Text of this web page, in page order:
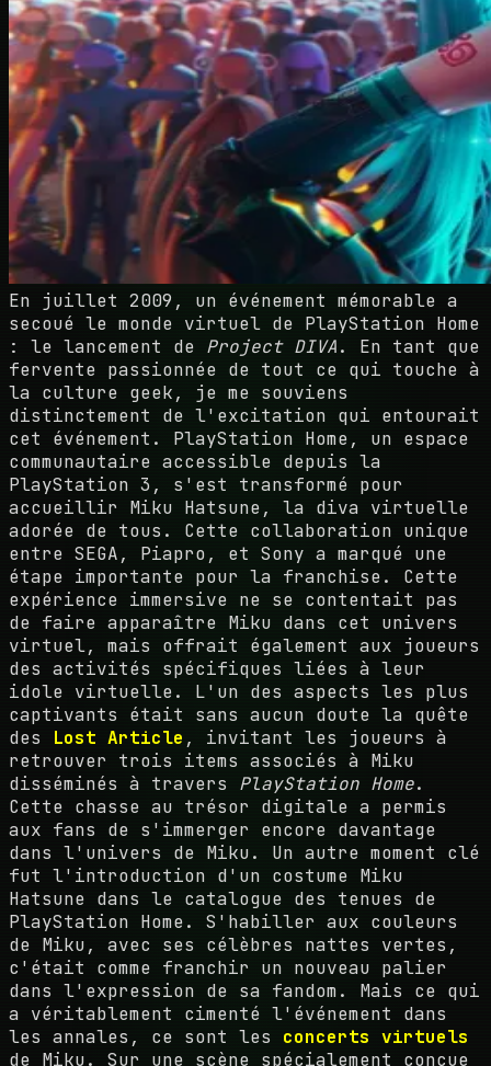
En juillet 2009, un événement mémorable a
secoué le monde virtuel de PlayStation Home
: le lancement de Project DIVA. En tant que
fervente passionnée de tout ce qui touche à
la culture geek, je me souviens
distinctement de l'excitation qui entourait
cet événement. PlayStation Home, un espace
communautaire accessible depuis la
PlayStation 3, s'est transformé pour
accueillir Miku Hatsune, la diva virtuelle
adorée de tous. Cette collaboration unique
entre SEGA, Piapro, et Sony a marqué une
étape importante pour la franchise. Cette
expérience immersive ne se contentait pas
de faire apparaître Miku dans cet univers
virtuel, mais offrait également aux joueurs
des activités spécifiques liées à leur
idole virtuelle. L'un des aspects les plus
captivants était sans aucun doute la quête
des Lost Article , invitant les joueurs à
retrouver trois items associés à Miku
disséminés à travers PlayStation Home.
Cette chasse au trésor digitale a permis
aux fans de s'immerger encore davantage
dans l'univers de Miku. Un autre moment clé
fut l'introduction d'un costume Miku
Hatsune dans le catalogue des tenues de
PlayStation Home. S'habiller aux couleurs
de Miku, avec ses célèbres nattes vertes,
c'était comme franchir un nouveau palier
dans l'expression de sa fandom. Mais ce qui
a véritablement cimenté l'événement dans
les annales, ce sont les concerts virtuels
de Miku. Sur une scène spécialement conçue